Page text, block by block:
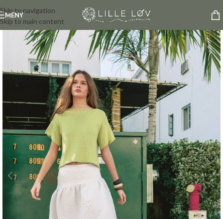
Skip to navigation
Skip to main content
MENY